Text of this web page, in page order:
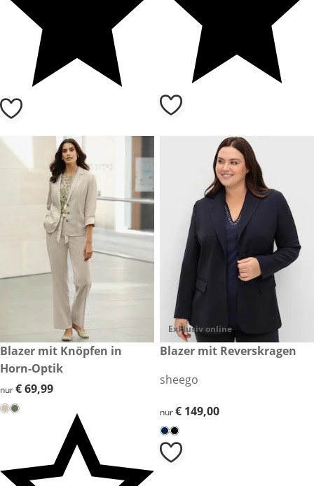
€ 69,99
Blazer mit Knöpfen in
Horn-Optik
€ 69,99
nur€ 69,99
Exklusiv online
€ 149,00
Blazer mit Reverskragen
sheego
€ 149,00
nur€ 149,00